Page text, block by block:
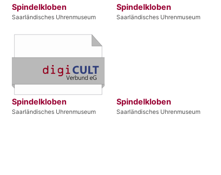
Spindelkloben
Saarländisches Uhrenmuseum
Spindelkloben
Saarländisches Uhrenmuseum
Spindelkloben
Saarländisches Uhrenmuseum
Spindelkloben
Saarländisches Uhrenmuseum